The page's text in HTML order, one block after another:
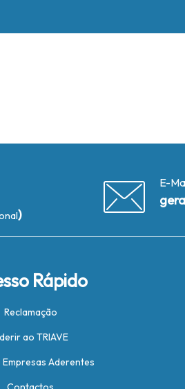
)
E-
Rápido
Reclamação
ao TRIAVE
Empresas Aderentes